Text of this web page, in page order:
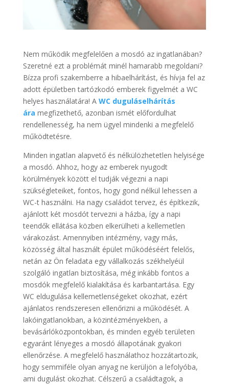
Nem működik megfelelően a mosdó az ingatlanában?
Szeretné ezt a problémát minél hamarabb megoldani?
Bízza profi szakemberre a hibaelhárítást, és hívja fel az
adott épületben tartózkodó emberek figyelmét a WC
helyes használatára! A WC duguláselhárítás
ára megfizethető, azonban ismét előfordulhat
rendellenesség, ha nem ügyel mindenki a megfelelő
működtetésre.
Minden ingatlan alapvető és nélkülözhetetlen helyisége
a mosdó. Ahhoz, hogy az emberek nyugodt
körülmények között el tudják végezni a napi
szükségleteiket, fontos, hogy gond nélkül lehessen a
WC-t használni. Ha nagy családot tervez, és építkezik,
ajánlott két mosdót tervezni a házba, így a napi
teendők ellátása közben elkerülheti a kellemetlen
várakozást. Amennyiben intézmény, vagy más,
közösség által használt épület működéséért felelős,
netán az Ön feladata egy vállalkozás székhelyéül
szolgáló ingatlan biztosítása, még inkább fontos a
mosdók megfelelő kialakítása és karbantartása. Egy
WC eldugulása kellemetlenségeket okozhat, ezért
ajánlatos rendszeresen ellenőrizni a működését. A
lakóingatlanokban, a közintézményekben, a
bevásárlóközpontokban, és minden egyéb területen
egyaránt lényeges a mosdó állapotának gyakori
ellenőrzése. A megfelelő használathoz hozzátartozik,
hogy semmiféle olyan anyag ne kerüljön a lefolyóba,
ami dugulást okozhat. Célszerű a családtagok, a